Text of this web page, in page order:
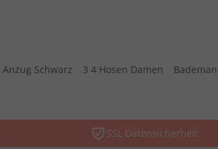
Anzug Schwarz 3 4 Hosen Damen
SSL Datensicherheit